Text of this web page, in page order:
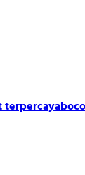
terpercaya